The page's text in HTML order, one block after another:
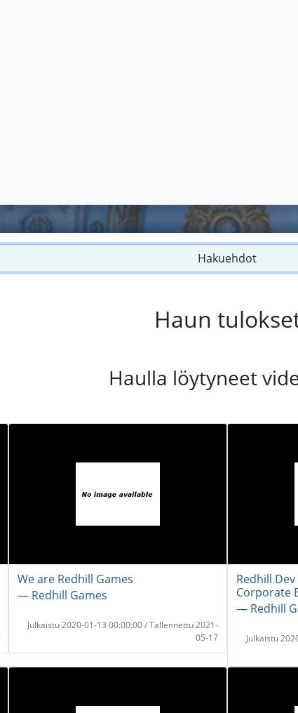
Hakuehdot
Haun
Haulla löytyneet
We are Redhill Games
― Redhill Games
Julkaistu 2020-01-13 00:00:00 / Tallennettu 2021-
05-17
Redhill
Corporate
― Redhill
Julkaistu